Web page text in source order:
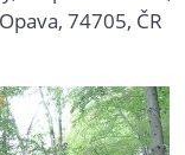
Opava, 74705, ČR